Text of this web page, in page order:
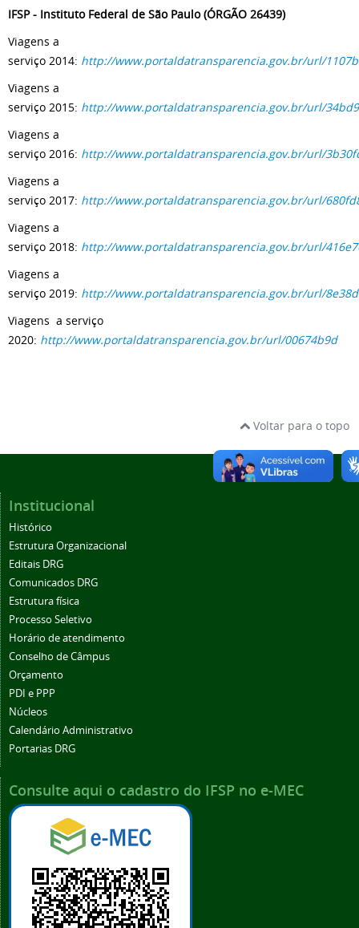
IFSP - Instituto Federal de São Paulo (ÓRGÃO 26439)
Viagens a
serviço 2014: http://www.portaldatransparencia.gov.br/url/
Viagens a
serviço 2015: http://www.portaldatransparencia.gov.br/url/
Viagens a
serviço 2016: http://www.portaldatransparencia.gov.br/url/
Viagens a
serviço 2017: http://www.portaldatransparencia.gov.br/url/
Viagens a
serviço 2018: http://www.portaldatransparencia.gov.br/url/
Viagens a
serviço 2019: http://www.portaldatransparencia.gov.br/url/
Viagens a serviço
2020: http://www.portaldatransparencia.gov.br/url/00674b9d
Voltar para o topo
Institucional
Histórico
Estrutura Organizacional
Editais DRG
Comunicados DRG
Estrutura física
Processo Seletivo
Horário de atendimento
Conselho de Câmpus
Orçamento
PDI e PPP
Núcleos
Calendário Administrativo
Portarias DRG
Consulte aqui o cadastro do IFSP no e-MEC